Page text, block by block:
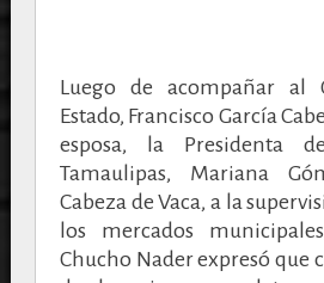
Luego de acompañar al
Estado, Francisco García
esposa, la Presidenta
Tamaulipas, Mariana
Cabeza de Vaca, a la
los mercados
Chucho Nader expresó que